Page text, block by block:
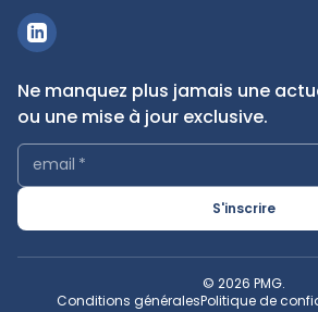
Ne manquez plus jamais une
ou une mise à jour exclusive.
email *
S'inscrire
© 2026 PMG.
Conditions généralesPolitique de